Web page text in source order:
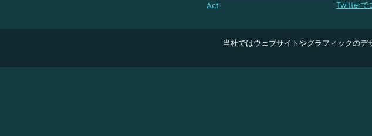
Act Twitterで
当社ではウェブサイトやグラフィックのデ